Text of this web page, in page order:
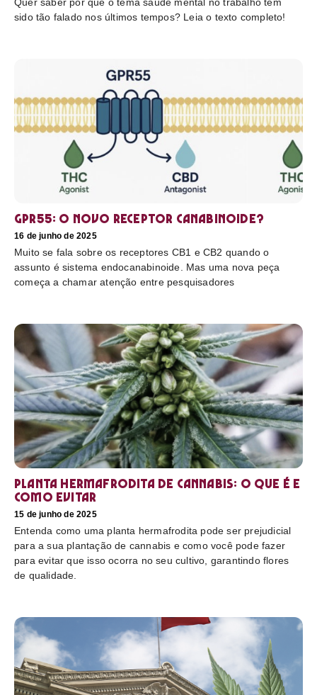
sido tão falado nos últimos tempos? Leia o texto completo!
GPR55: o novo receptor canabinoide?
16 de junho de 2025
Muito se fala sobre os receptores CB1 e CB2 quando o
assunto é sistema endocanabinoide. Mas uma nova peça
começa a chamar atenção entre pesquisadores
Planta hermafrodita de cannabis: O que é e
como evitar
15 de junho de 2025
Entenda como uma planta hermafrodita pode ser prejudicial
para a sua plantação de cannabis e como você pode fazer
para evitar que isso ocorra no seu cultivo, garantindo flores
de qualidade.